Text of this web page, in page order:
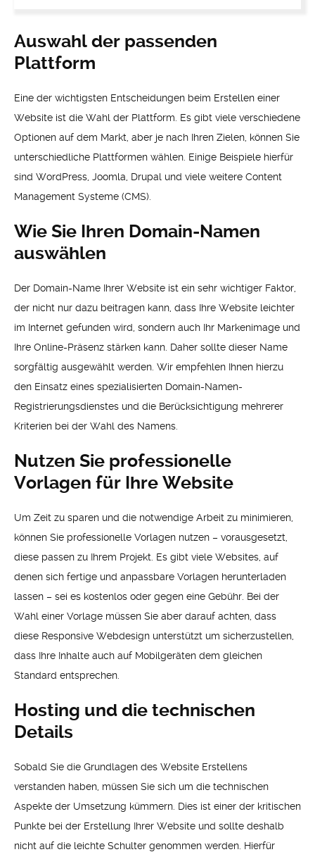
Auswahl der passenden
Plattform
Eine der wichtigsten Entscheidungen beim Erstellen einer
Website ist die Wahl der Plattform. Es gibt viele verschiedene
Optionen auf dem Markt, aber je nach Ihren Zielen, können Sie
unterschiedliche Plattformen wählen. Einige Beispiele hierfür
sind WordPress, Joomla, Drupal und viele weitere Content
Management Systeme (CMS).
Wie Sie Ihren Domain-Namen
auswählen
Der Domain-Name Ihrer Website ist ein sehr wichtiger Faktor,
der nicht nur dazu beitragen kann, dass Ihre Website leichter
im Internet gefunden wird, sondern auch Ihr Markenimage und
Ihre Online-Präsenz stärken kann. Daher sollte dieser Name
sorgfältig ausgewählt werden. Wir empfehlen Ihnen hierzu
den Einsatz eines spezialisierten Domain-Namen-
Registrierungsdienstes und die Berücksichtigung mehrerer
Kriterien bei der Wahl des Namens.
Nutzen Sie professionelle
Vorlagen für Ihre Website
Um Zeit zu sparen und die notwendige Arbeit zu minimieren,
können Sie professionelle Vorlagen nutzen – vorausgesetzt,
diese passen zu Ihrem Projekt. Es gibt viele Websites, auf
denen sich fertige und anpassbare Vorlagen herunterladen
lassen – sei es kostenlos oder gegen eine Gebühr. Bei der
Wahl einer Vorlage müssen Sie aber darauf achten, dass
diese Responsive Webdesign unterstützt um sicherzustellen,
dass Ihre Inhalte auch auf Mobilgeräten dem gleichen
Standard entsprechen.
Hosting und die technischen
Details
Sobald Sie die Grundlagen des Website Erstellens
verstanden haben, müssen Sie sich um die technischen
Aspekte der Umsetzung kümmern. Dies ist einer der kritischen
Punkte bei der Erstellung Ihrer Website und sollte deshalb
nicht auf die leichte Schulter genommen werden. Hierfür